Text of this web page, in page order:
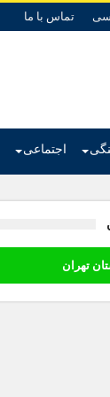
تماس با ما
اجتماعی
تهران